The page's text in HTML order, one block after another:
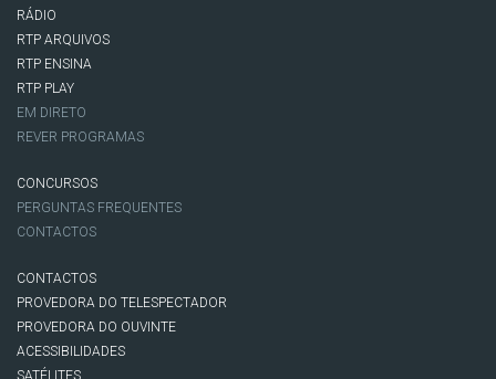
RÁDIO
RTP ARQUIVOS
RTP ENSINA
RTP PLAY
EM DIRETO
REVER PROGRAMAS
CONCURSOS
PERGUNTAS FREQUENTES
CONTACTOS
CONTACTOS
PROVEDORA DO TELESPECTADOR
PROVEDORA DO OUVINTE
ACESSIBILIDADES
SATÉLITES